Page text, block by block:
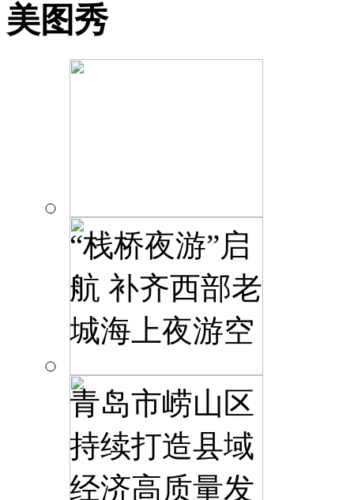
美图秀
“栈桥夜游”启
航 补齐西部老
城海上夜游空
青岛市崂山区
持续打造县域
经济高质量发